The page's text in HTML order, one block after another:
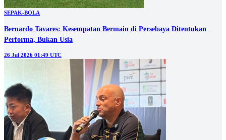
SEPAK-BOLA
Bernardo Tavares: Kesempatan Bermain di Persebaya Ditentukan
Performa, Bukan Usia
26 Jul 2026 01:49 UTC